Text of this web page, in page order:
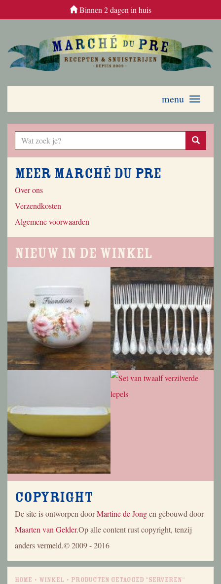
Binnen 2 dagen in huis
Toggle
menu
Meer Marché du Pre
Over ons
Verzendkosten
Algemene voorwaarden
Nieuw in de winkel
Copyright
De site is ontworpen doorMartine de Jongen gebouwd door
Maarten van Gelder.Op alle content rust copyright, tenzij
anders vermeld.© 2009 - 2016
Home Winkel Producten getagged “serveren”